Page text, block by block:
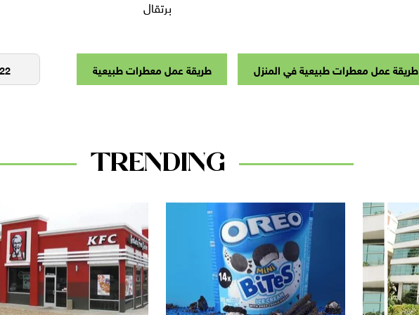
برتقال
طريقة عمل معطرات طبيعية في المنزل طريقة عمل معطرات طبيعية
TRENDING